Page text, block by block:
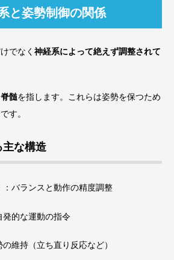
と姿勢制御の関係
でなく 神経系によって絶えず調整されて
髄を指します。これらは姿勢を保つため
す。
主な構造
：バランスと動作の精度調整
発的な運動の指令
の維持（立ち直り反応など）